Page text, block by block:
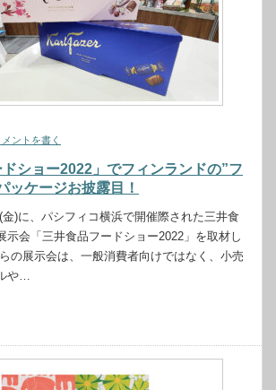
メントを書く
ドショー2022」でフィンランドの”フ
ッケージお披露目！
)に、パシフィコ横浜で開催際された三井食
示会「三井食品フードショー2022」を取材し
の展示会は、一般消費者向けではなく、小売
や…